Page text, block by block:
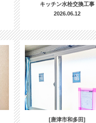
キッチン水栓交換工事
2026.06.12
[唐津市和多田]